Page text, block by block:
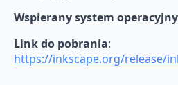
Wspierany system operacyjny
Link do pobrania:
https://inkscape.org/release/